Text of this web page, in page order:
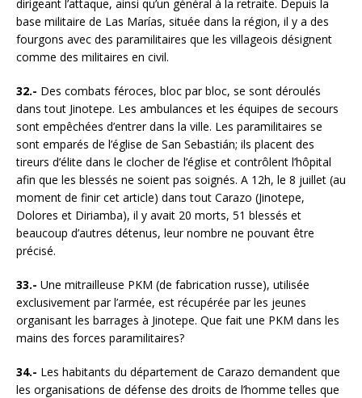
dirigeant l’attaque, ainsi qu’un général à la retraite. Depuis la
base militaire de Las Marías, située dans la région, il y a des
fourgons avec des paramilitaires que les villageois désignent
comme des militaires en civil.
32.- Des combats féroces, bloc par bloc, se sont déroulés
dans tout Jinotepe. Les ambulances et les équipes de secours
sont empêchées d’entrer dans la ville. Les paramilitaires se
sont emparés de l’église de San Sebastián; ils placent des
tireurs d’élite dans le clocher de l’église et contrôlent l’hôpital
afin que les blessés ne soient pas soignés. A 12h, le 8 juillet (au
moment de finir cet article) dans tout Carazo (Jinotepe,
Dolores et Diriamba), il y avait 20 morts, 51 blessés et
beaucoup d’autres détenus, leur nombre ne pouvant être
précisé.
33.- Une mitrailleuse PKM (de fabrication russe), utilisée
exclusivement par l’armée, est récupérée par les jeunes
organisant les barrages à Jinotepe. Que fait une PKM dans les
mains des forces paramilitaires?
34.- Les habitants du département de Carazo demandent que
les organisations de défense des droits de l’homme telles que